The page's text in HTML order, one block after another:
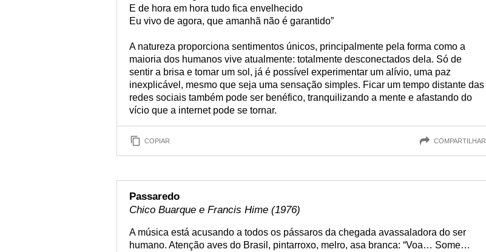
E de hora em hora tudo fica envelhecido
Eu vivo de agora, que amanhã não é garantido”
A natureza proporciona sentimentos únicos, principalmente pela forma como a
maioria dos humanos vive atualmente: totalmente desconectados dela. Só de
sentir a brisa e tomar um sol, já é possível experimentar um alívio, uma paz
inexplicável, mesmo que seja uma sensação simples. Ficar um tempo distante das
redes sociais também pode ser benéfico, tranquilizando a mente e afastando do
vício que a internet pode se tornar.
COPIAR COMPARTILHAR
Passaredo
Chico Buarque e Francis Hime (1976)
A música está acusando a todos os pássaros da chegada avassaladora do ser
humano. Atenção aves do Brasil, pintarroxo, melro, asa branca: “Voa… Some…